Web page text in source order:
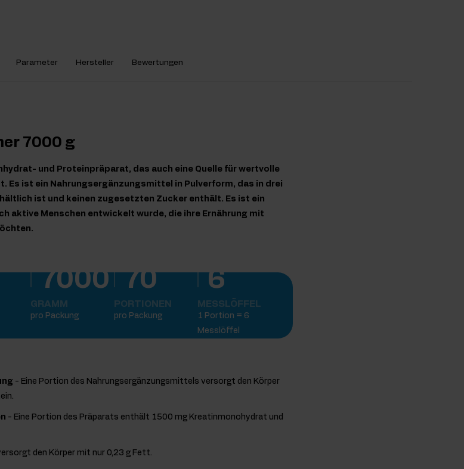
Parameter Hersteller Bewertungen
7000 g
und Proteinpräparat, das auch eine Quelle für wertvolle
Es ist ein Nahrungsergänzungsmittel in Pulverform, das in drei
ist und keinen zugesetzten Zucker enthält. Es ist ein
aktive Menschen entwickelt wurde, die ihre Ernährung mit
7000
GRAMM
pro Packung
70
PORTIONEN
pro Packung
6
MESSLÖFFEL
1 Portion = 6
Messlöffel
- Eine Portion des Nahrungsergänzungsmittels versorgt den Körper
- Eine Portion des Präparats enthält 1500 mg Kreatinmonohydrat und
den Körper mit nur 0,23 g Fett.